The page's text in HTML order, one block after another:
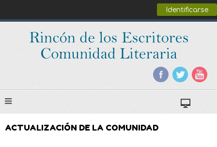
Identificarse
ACTUALIZACIÓN DE LA COMUNIDAD